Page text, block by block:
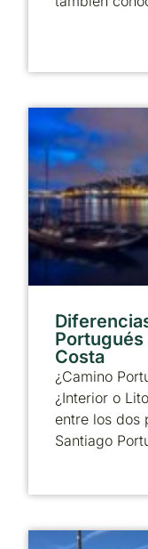
Portugués
Costa
¿Camino
¿Interior o
entre los dos
Santiago